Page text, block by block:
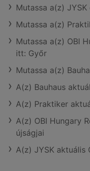
Mutassa a(z)
Mutassa a(z)
Mutassa a(z) OBI
itt: Győr
Mutassa a(z)
A(z) Bauhaus
A(z) Praktiker
A(z) OBI Hungary
újságjai
A(z) JYSK aktuális